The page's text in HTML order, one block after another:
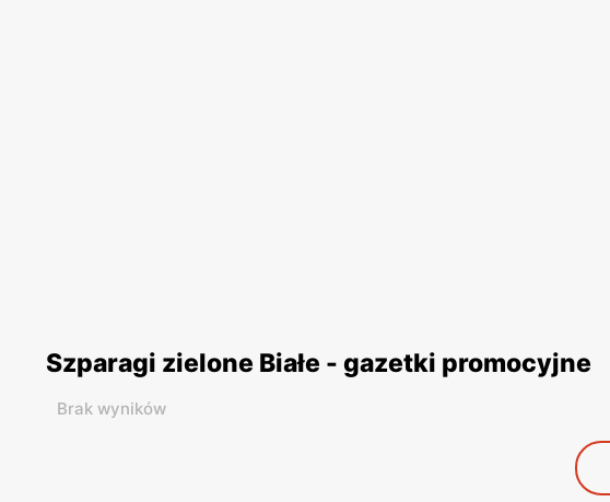
Szparagi zielone Białe - gazetki promocyjne
Brak wyników